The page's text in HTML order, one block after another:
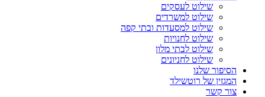
שילוט לעסקים
שילוט למשרדים
שילוט למסעדות ובתי קפה
שילוט לחנויות
שילוט לבתי מלון
שילוט לחניונים
הסיפור שלנו
המגזין של רוטשילד
צור קשר